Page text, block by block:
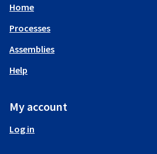
Home
Processes
Assemblies
Help
My account
Log in